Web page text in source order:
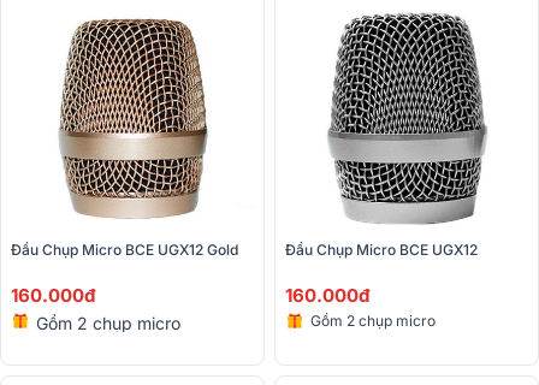
Đầu Chụp Micro BCE UGX12 Gold
160.000đ
Gồm 2 chụp micro
Đầu Chụp Micro BCE UGX12
160.000đ
Gồm 2 chụp micro